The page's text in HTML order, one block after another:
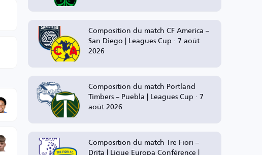
Composition du match CF America –
San Diego | Leagues Cup · 7 août
2026
Composition du match Portland
Timbers – Puebla | Leagues Cup · 7
août 2026
Composition du match Tre Fiori –
Drita | Ligue Europa Conférence |